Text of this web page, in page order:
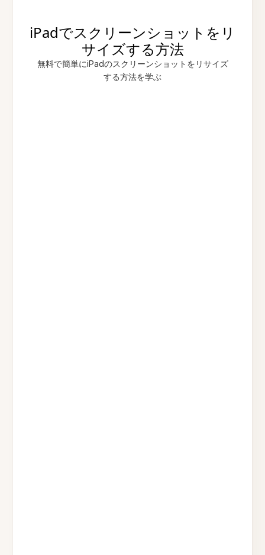
iPadでスクリーンショットをリ
サイズする方法
無料で簡単にiPadのスクリーンショットをリサイズ
する方法を学ぶ